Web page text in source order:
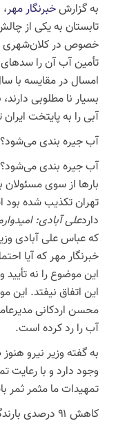
به گزارشخبرنگار مهر
تابستان به یکی از
خصوص در کلان‌شهری
تأمین آب آن را
امسال در مقایسه با
بسیار نامطلوبی
آبی را به پایتخت
آب جیره بندی می‌شود؟
آب جیره بندی
بارها از سوی
تهران تکذیب شده بود
داردعلی آبادی:
که عباس علی آبادی
خبرنگار مهر که آیا
این موضوع را نه
این اتفاق نیفتد. این
محسن اردکانی
آب را رد کرده است.
به گفته وزیر نیرو
وجود دارد و با رعایت
تمهیدات ما مثمر ثمر
کاهش ۹۱ درصدی بارندگی‌ها